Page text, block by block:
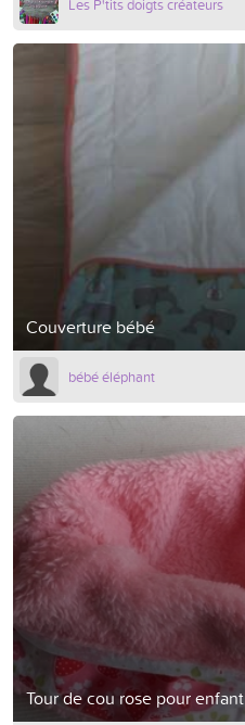
Les P'tits doigts créateurs
Couverture bébé
bébé éléphant
Tour de cou rose pour enfant